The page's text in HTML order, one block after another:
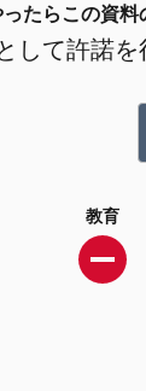
ったらこの資
して許諾
教育